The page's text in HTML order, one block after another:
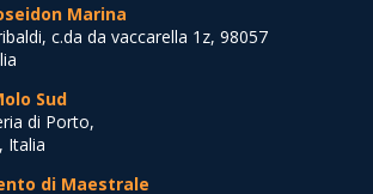
Marina
c.da da vaccarella 1z, 98057
Sud
di Porto,
Italia
di Maestrale